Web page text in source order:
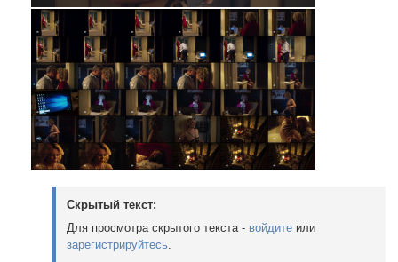
Скрытый текст:
Для просмотра скрытого текста - войдите или
зарегистрируйтесь